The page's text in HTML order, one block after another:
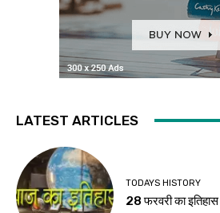
LATEST ARTICLES
TODAYS HISTORY
28 फरवरी का इतिहास